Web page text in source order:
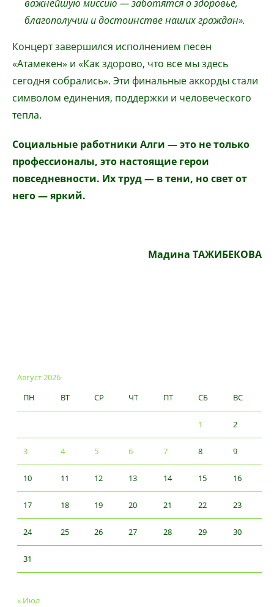
важнейшую миссию —заботятся о здоровье,
благополучии и достоинстве наших граждан».
Концерт завершился исполнением песен
«Атамекен» и «Как здорово, что все мы здесь
сегодня собрались». Эти финальные аккорды стали
символом единения, поддержки и человеческого
тепла.
Социальные работники Алги —это не только
профессионалы, это настоящие герои
повседневности. Их труд— в тени, но свет от
него—яркий.
Мадина ТАЖИБЕКОВА
Август 2026
ПН
ВТ СР ЧТ ПТ СБ ВС
1 2
3 4 5 6 7 8 9
10 11 12 13 14 15 16
17 18 19 20 21 22 23
24 25 26 27 28 29 30
31
« Июл